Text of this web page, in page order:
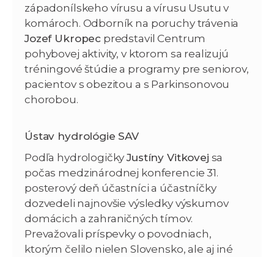
západonílskeho vírusu a vírusu Usutu v
komároch. Odborník na poruchy trávenia
Jozef Ukropec predstavil Centrum
pohybovej aktivity, v ktorom sa realizujú
tréningové štúdie a programy pre seniorov,
pacientov s obezitou a s Parkinsonovou
chorobou.
Ústav hydrológie SAV
Podľa hydrologičkyJustíny Vitkovej sa
počas medzinárodnej konferencie 31.
posterový deň účastníci a účastníčky
dozvedeli najnovšie výsledky výskumov
domácich a zahraničných tímov.
Prevažovali príspevky o povodniach,
ktorým čelilo nielen Slovensko, ale aj iné